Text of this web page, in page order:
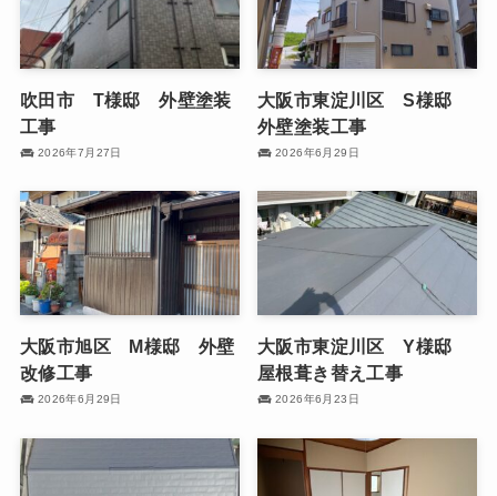
吹田市 T様邸 外壁塗装
工事
2026年7月27日
大阪市東淀川区 S様邸
外壁塗装工事
2026年6月29日
大阪市旭区 M様邸 外壁
改修工事
2026年6月29日
大阪市東淀川区 Y様邸
屋根葺き替え工事
2026年6月23日